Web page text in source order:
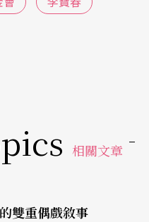
景或黑幕表現，第四
同時讓他身穿藍袍，
被寃〉縣太爺升堂，
正，背後的「明鏡高
深意；而況鍾座後卻
歸田園山水畫。以上
相關文章
雙重偶戲敘事